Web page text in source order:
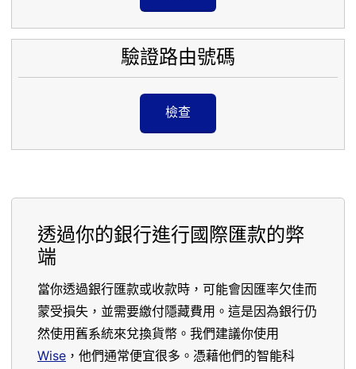
驗證路由號碼
檢查
透過你的銀行進行國際匯款的弊
端
當你透過銀行匯款或收款時，可能會因匯率欠佳而
蒙受損失，並需要繳付隱藏費用。這是因為銀行仍
然使用舊系統來兌換貨幣。我們建議你使用
Wise ，他們通常便宜很多。憑藉他們的智能科